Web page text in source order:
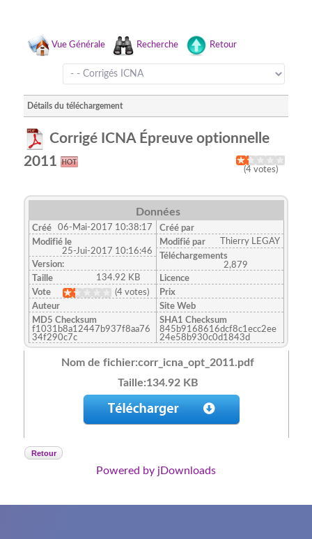
Vue Générale Recherche Retour
Détails du téléchargement
Corrigé ICNA Épreuve optionnelle
2011
(4 votes)
Données
Créé
06-Mai-2017 10:38:17
Modifié le
25-Jui-2017 10:16:46
Version:
Taille
134.92 KB
Vote
(4 votes)
Auteur
MD5 Checksum
f1031b8a12447b937f8aa76
34f290c7c
Créé par
Modifié par
Thierry LEGAY
Téléchargements
2,879
Licence
Prix
Site Web
SHA1 Checksum
845b9168616dcf8c1ecc2ee
24e58b930c0d1843d
Nom de fichier:corr_icna_opt_2011.pdf
Taille:134.92 KB
Retour
Powered by jDownloads